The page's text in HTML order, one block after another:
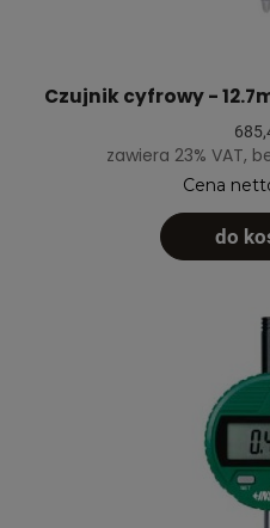
Czujnik cyfrowy -
zawiera 23% VAT,
Cena
do